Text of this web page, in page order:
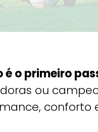
o primeiro
ou
conforto